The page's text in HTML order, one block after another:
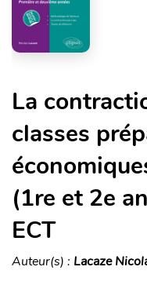
La
classes
(1re et 2e
ECT
Auteur(s) : Lacaze